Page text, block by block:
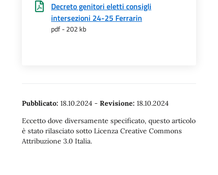
Decreto genitori eletti consigli
intersezioni 24-25 Ferrarin
pdf - 202 kb
Pubblicato: 18.10.2024 - Revisione: 18.10.2024
Eccetto dove diversamente specificato, questo articolo
è stato rilasciato sotto Licenza Creative Commons
Attribuzione 3.0 Italia.